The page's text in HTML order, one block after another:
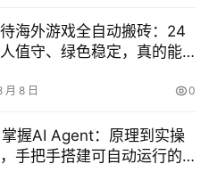
海外游戏全自动搬砖：24
值守、绿色稳定，真的能
月 8 日 0
握AI Agent：原理到实操
手把手搭建可自动运行的